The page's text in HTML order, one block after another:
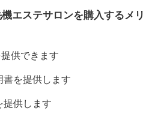
エステサロンを購入するメリ
供できます
を提供します
供します